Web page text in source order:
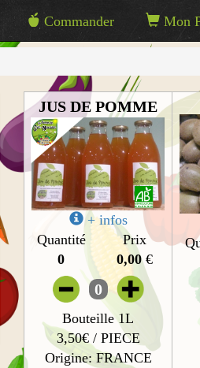
Commander Mon
JUS DE POMME
+ infos
Quantité
0
Prix
0,00€
0
Bouteille 1L
3,50€ / PIECE
Origine: FRANCE